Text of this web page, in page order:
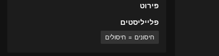
פירוט
פלייליסטים
חיסונים = חיסולים